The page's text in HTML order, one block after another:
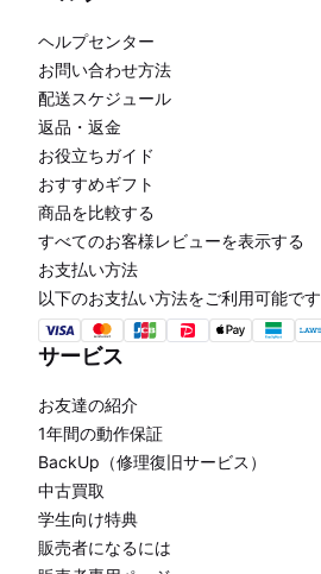
ヘルプセンター
お問い合わせ方法
配送スケジュール
返品・返金
お役立ちガイド
おすすめギフト
商品を比較する
すべてのお客様レビューを表示する
お支払い方法
以下のお支払い方法をご利用可能です
サービス
お友達の紹介
1年間の動作保証
BackUp（修理復旧サービス）
中古買取
学生向け特典
販売者になるには